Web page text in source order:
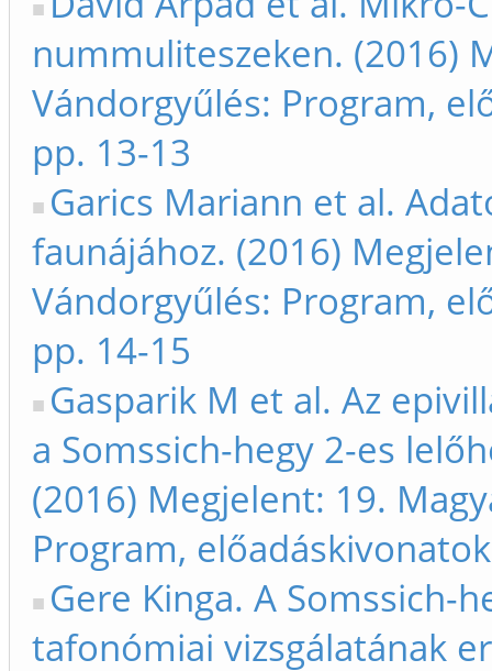
nummuliteszeken. (2016)
Vándorgyűlés: Program,
pp. 13-13
Garics Mariann et al.
faunájához. (2016)
Vándorgyűlés: Program,
pp. 14-15
Gasparik M et al. Az
a Somssich-hegy 2-es
(2016) Megjelent: 19.
Program,
Gere Kinga. A Somssich-
tafonómiai vizsgálatának